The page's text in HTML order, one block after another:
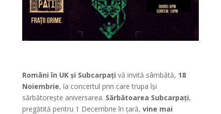
Români în UK și Subcarpați vă invită sâmbătă, 18
Noiembrie, la concertul prin care trupa își
sărbătorește aniversarea. Sărbătoarea Subcarpați,
pregătită pentru 1 Decembrie în țară, vine mai